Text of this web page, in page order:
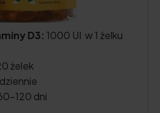
D3: 1000 UI w 1 żelku
żelek
120 dni